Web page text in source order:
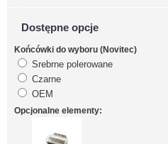
Dostępne opcje
Końcówki do wyboru (Novitec)
Srebrne polerowane
Czarne
OEM
Opcjonalne elementy: